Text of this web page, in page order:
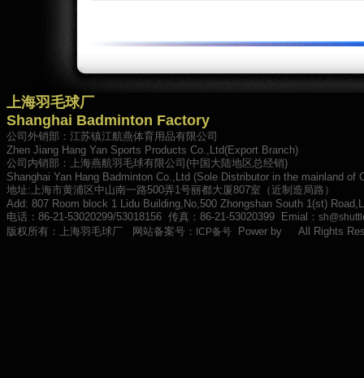
上海羽毛球厂
Shanghai Badminton Factory
公司外销部：江苏镇江航燕体育用品有限公司
Zhen Jiang Hang Yan Sports Products Co.,Ltd(Export Branch)
公司内销部：上海燕航羽毛球有限公司(中国大陆地区总经销)
Shanghai Yan Hang Badminton Co.,Ltd (Sole Distributor in the mainland of
地址:上海市黄浦区中山南一路500弄1号丽都大厦807室（近制造局路）
Add: 807 Room block 1 Lidu Building,No,500 Zhongshan South 1(st)
电话：86-21-53020299/53018156 传真：86-21-53020399 Emial：
版权所有：上海羽毛球厂 网站备案号： ICP备号 Power by All Rights